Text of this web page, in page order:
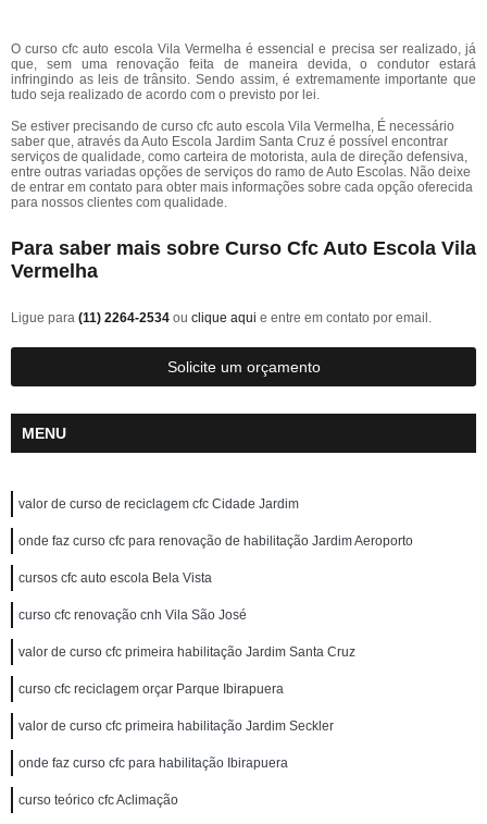
O curso cfc auto escola Vila Vermelha é essencial e precisa ser realizado, já
que, sem uma renovação feita de maneira devida, o condutor estará
infringindo as leis de trânsito. Sendo assim, é extremamente importante que
tudo seja realizado de acordo com o previsto por lei.
Se estiver precisando de curso cfc auto escola Vila Vermelha, É necessário
saber que, através da Auto Escola Jardim Santa Cruz é possível encontrar
serviços de qualidade, como carteira de motorista, aula de direção defensiva,
entre outras variadas opções de serviços do ramo de Auto Escolas. Não deixe
de entrar em contato para obter mais informações sobre cada opção oferecida
para nossos clientes com qualidade.
Para saber mais sobre Curso Cfc Auto Escola Vila
Vermelha
Ligue para (11) 2264-2534 ou clique aqui e entre em contato por email.
Solicite um orçamento
MENU
valor de curso de reciclagem cfc Cidade Jardim
onde faz curso cfc para renovação de habilitação Jardim Aeroporto
cursos cfc auto escola Bela Vista
curso cfc renovação cnh Vila São José
valor de curso cfc primeira habilitação Jardim Santa Cruz
curso cfc reciclagem orçar Parque Ibirapuera
valor de curso cfc primeira habilitação Jardim Seckler
onde faz curso cfc para habilitação Ibirapuera
curso teórico cfc Aclimação